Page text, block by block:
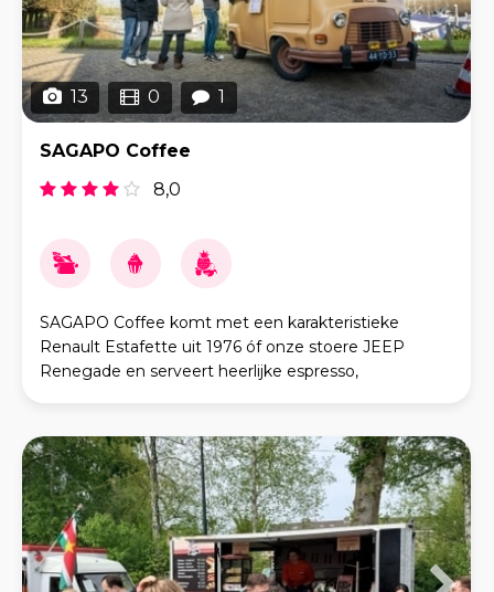
13 0 1
SAGAPO Coffee
8,0
SAGAPO Coffee komt met een karakteristieke
Renault Estafette uit 1976 óf onze stoere JEEP
Renegade en serveert heerlijke espresso,